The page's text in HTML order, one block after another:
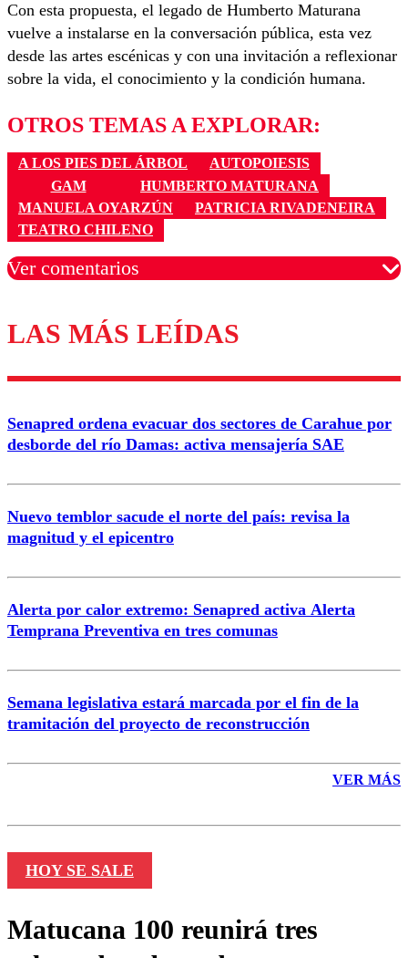
Con esta propuesta, el legado de Humberto Maturana
vuelve a instalarse en la conversación pública, esta vez
desde las artes escénicas y con una invitación a reflexionar
sobre la vida, el conocimiento y la condición humana.
OTROS TEMAS A EXPLORAR:
A LOS PIES DEL ÁRBOL
AUTOPOIESIS
GAM
HUMBERTO MATURANA
MANUELA OYARZÚN
PATRICIA RIVADENEIRA
TEATRO CHILENO
Ver comentarios
Los comentarios son moderados para garantizar un
diálogo respetuoso.
Nombre
Correo
LAS MÁS LEÍDAS
Senapred ordena evacuar dos sectores de Carahue por
desborde del río Damas: activa mensajería SAE
Nuevo temblor sacude el norte del país: revisa la
magnitud y el epicentro
Alerta por calor extremo: Senapred activa Alerta
Temprana Preventiva en tres comunas
Semana legislativa estará marcada por el fin de la
tramitación del proyecto de reconstrucción
VER MÁS
HOY SE SALE
Matucana 100 reunirá tres